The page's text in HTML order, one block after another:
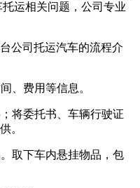
运相关问题，公司专业
公司托运汽车的流程介
、费用等信息。
将委托书、车辆行驶证
。
取下车内悬挂物品，包